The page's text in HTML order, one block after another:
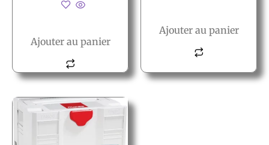
Ajouter au panier
Ajouter au panier